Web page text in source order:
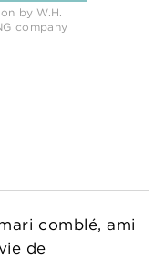
by W.H.
company
comblé, ami
de